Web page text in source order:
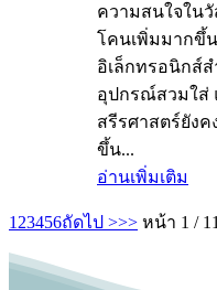
ความสนใจใน
โคนเพิ่มมากขึ้
อิเล็กทรอนิกส์
อุปกรณ์สวมใส่
สรีรศาสตร์ยัง
ขึ้น...
อ่านเพิ่มเติม
1 23456ถัดไป >>> หน้า 1 / 11